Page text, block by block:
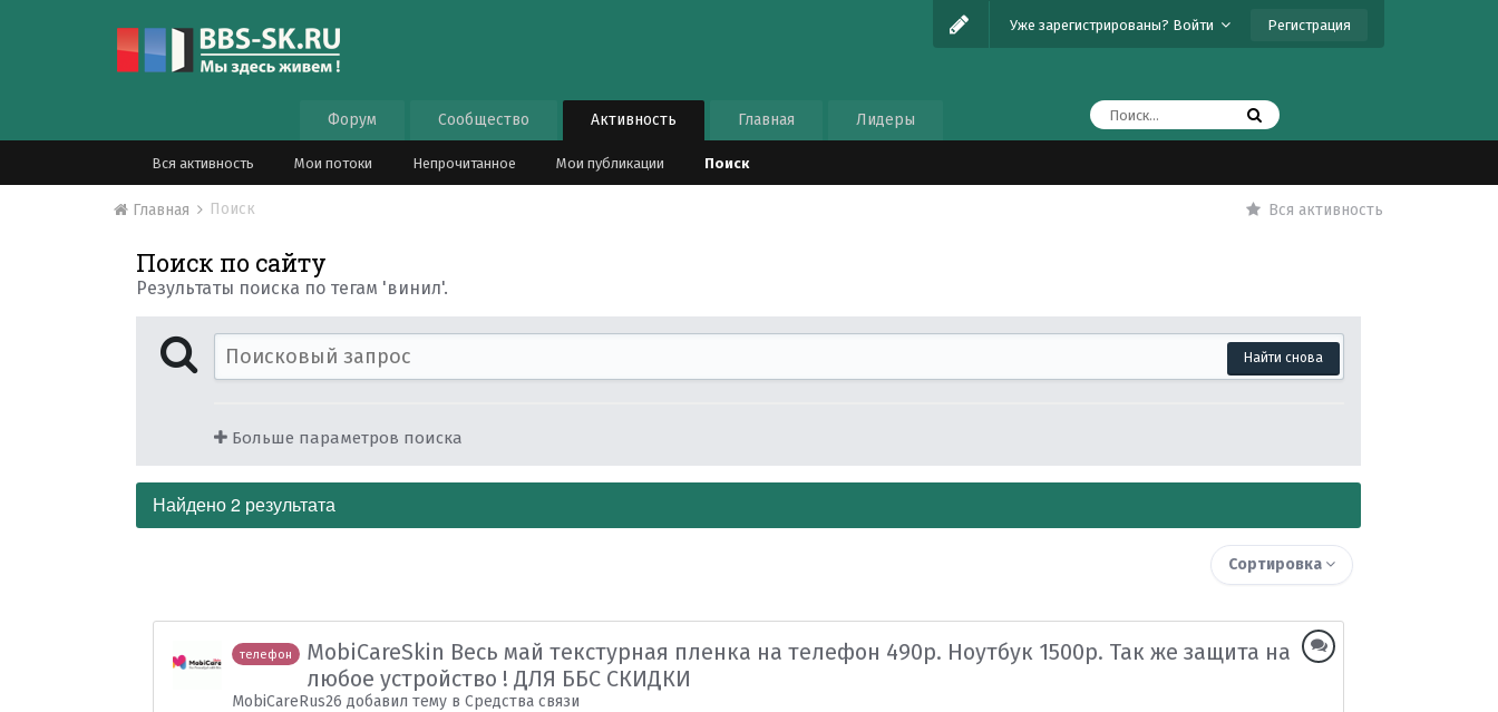
Уже зарегистрированы? Войти Регистрация
Форум Сообщество Активность
Вся активность Мои потоки Непрочитанное Мои публикации Поиск
Главная Лидеры
Вся активность
Главная Поиск
Поиск по сайту
Результаты поиска по тегам 'винил'.
Найти снова
Больше параметров поиска
Найдено 2 результата
Сортировка
телефон
MobiCareSkin Весь май текстурная пленка на телефон 490р. Ноутбук 1500р. Так же защита на
любое устройство ! ДЛЯ ББС СКИДКИ
MobiCareRus26 добавил тему вСредства связи